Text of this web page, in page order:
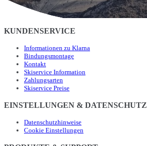
KUNDENSERVICE
Informationen zu Klarna
Bindungsmontage
Kontakt
Skiservice Information
Zahlungsarten
Skiservice Preise
EINSTELLUNGEN & DATENSCHUTZ
Datenschutzhinweise
Cookie Einstellungen